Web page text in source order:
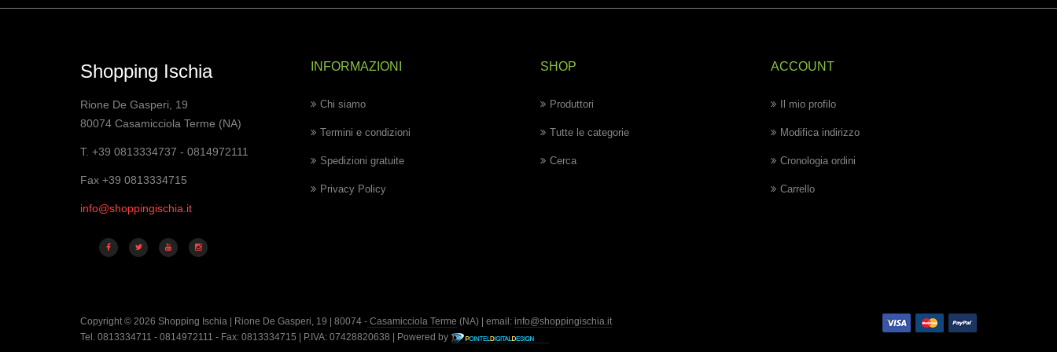
Shopping Ischia
Rione De Gasperi, 19
80074 Casamicciola Terme (NA)
T. +39 0813334737 - 0814972111
Fax +39 0813334715
info@shoppingischia.it
INFORMAZIONI
Chi siamo
Termini e condizioni
Spedizioni gratuite
Privacy Policy
SHOP
Produttori
Tutte le categorie
Cerca
ACCOUNT
Il mio profilo
Modifica indirizzo
Cronologia ordini
Carrello
Copyright © 2026 Shopping Ischia | Rione De Gasperi, 19 | 80074 - Casamicciola Terme (NA) | email: info@shoppingischia.it
Tel. 0813334711 - 0814972111 - Fax: 0813334715 | P.IVA: 07428820638 | Powered by